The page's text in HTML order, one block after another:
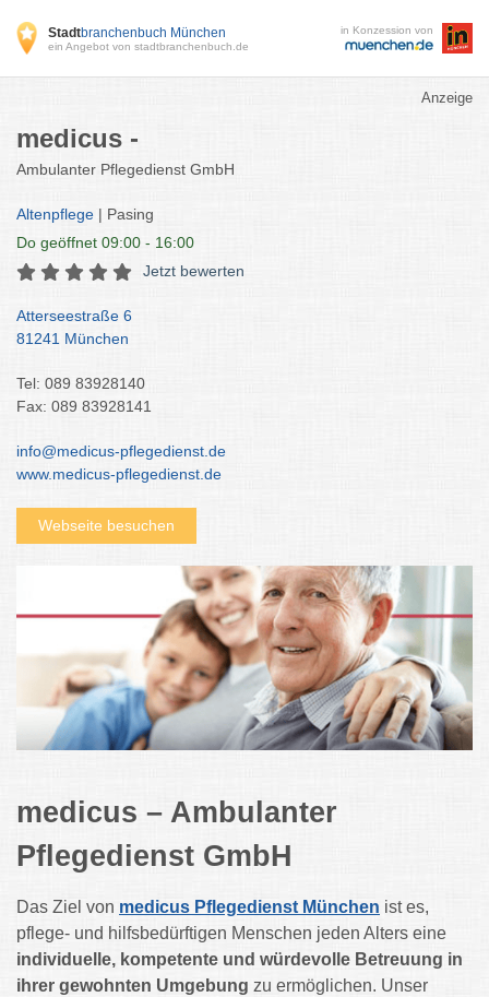
Stadtbranchenbuch München
ein Angebot von stadtbranchenbuch.de
in Konzession von
Anzeige
medicus -
Ambulanter Pflegedienst GmbH
Altenpflege | Pasing
Do geöffnet 09:00 - 16:00
Jetzt bewerten
Atterseestraße 6
81241 München
Tel: 089 83928140
Fax: 089 83928141
info@medicus-pflegedienst.de
www.medicus-pflegedienst.de
Webseite besuchen
medicus – Ambulanter
Pflegedienst GmbH
Das Ziel von medicus Pflegedienst München ist es,
pflege- und hilfsbedürftigen Menschen jeden Alters eine
individuelle, kompetente und würdevolle Betreuung in
ihrer gewohnten Umgebung zu ermöglichen. Unser